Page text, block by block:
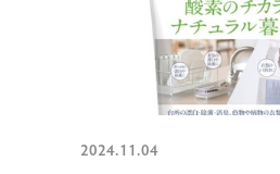
2024.11.04